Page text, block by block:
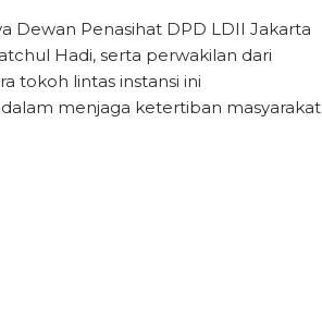
Dewan Penasihat DPD LDII Jakarta
Hadi, serta perwakilan dari
tokoh lintas instansi ini
menjaga ketertiban masyarakat